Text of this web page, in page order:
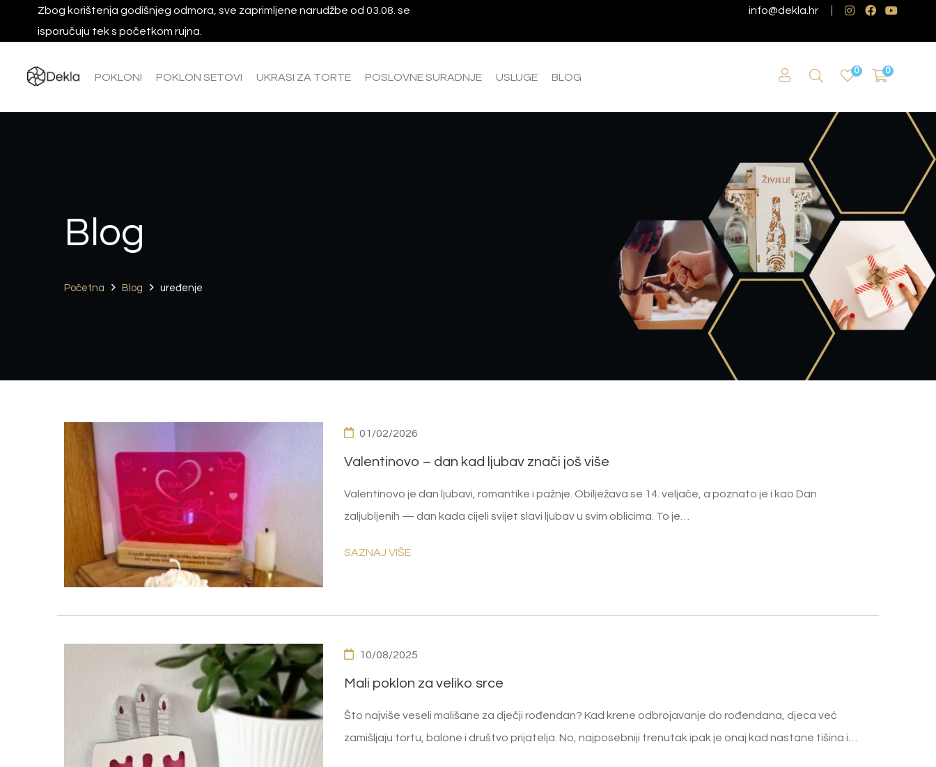
Zbog korištenja godišnjeg odmora, sve zaprimljene narudžbe od 03.08. se
isporučuju tek s početkom rujna.
info@dekla.hr
POKLONI POKLON SETOVI UKRASI ZA TORTE POSLOVNE SURADNJE USLUGE BLOG
0 0
Blog
Početna Blog uređenje
01/02/2026
Valentinovo – dan kad ljubav znači još više
Valentinovo je dan ljubavi, romantike i pažnje. Obilježava se 14. veljače, a poznato je i kao Dan
zaljubljenih — dan kada cijeli svijet slavi ljubav u svim oblicima. To je…
SAZNAJ VIŠE
10/08/2025
Mali poklon za veliko srce
Što najviše veseli mališane za dječji rođendan? Kad krene odbrojavanje do rođendana, djeca već
zamišljaju tortu, balone i društvo prijatelja. No, najposebniji trenutak ipak je onaj kad nastane tišina i…